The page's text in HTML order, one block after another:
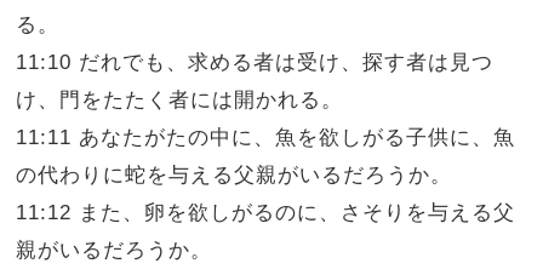
る。
11:10 だれでも、求める者は受け、探す者は見つ
け、門をたたく者には開かれる。
11:11 あなたがたの中に、魚を欲しがる子供に、魚
の代わりに蛇を与える父親がいるだろうか。
11:12 また、卵を欲しがるのに、さそりを与える父
親がいるだろうか。